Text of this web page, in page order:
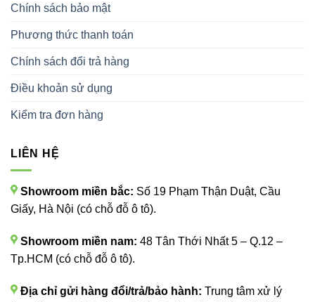
Chính sách bảo mật
Phương thức thanh toán
Chính sách đổi trả hàng
Điều khoản sử dụng
Kiểm tra đơn hàng
LIÊN HỆ
Showroom miền bắc: Số 19 Phạm Thận Duật, Cầu
Giấy, Hà Nội (có chỗ đỗ ô tô).
Showroom miền nam: 48 Tân Thới Nhất 5 – Q.12 –
Tp.HCM (có chỗ đỗ ô tô).
Địa chỉ gửi hàng đổi/trả/bảo hành: Trung tâm xử lý